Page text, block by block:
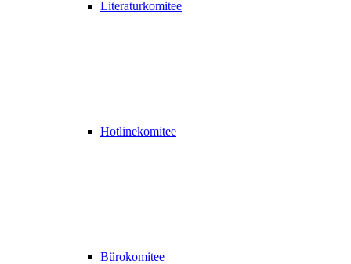
Literaturkomitee
Hotlinekomitee
Bürokomitee